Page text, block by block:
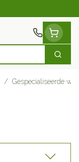
Zoek
/ Gespecialiseerde